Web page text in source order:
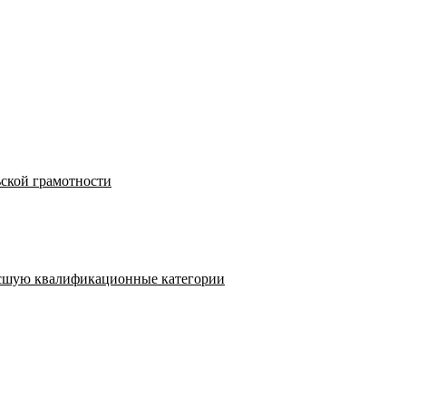
грамотности
квалификационные категории